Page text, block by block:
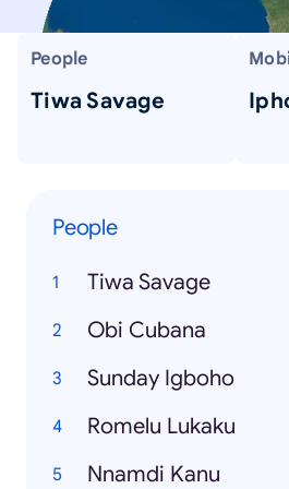
People
Tiwa Savage
People
Tiwa Savage
Obi Cubana
Sunday Igboho
Romelu Lukaku
Nnamdi Kanu